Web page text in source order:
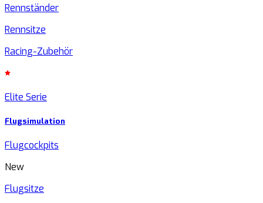
Rennständer
Rennsitze
Racing-Zubehör
Elite Serie
Flugsimulation
Flugcockpits
New
Flugsitze